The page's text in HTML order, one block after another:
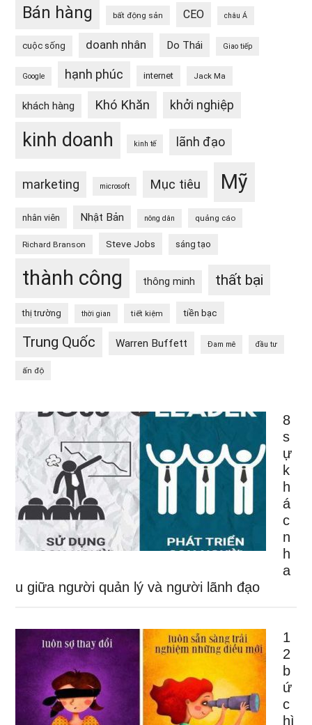
Bán hàng bất động sản CEO châu Á
cuộc sống doanh nhân Do Thái Giao tiếp
Google hạnh phúc internet Jack Ma
khách hàng Khó Khăn khởi nghiệp
kinh doanh kinh tế lãnh đạo
marketing microsoft Mục tiêu Mỹ
nhân viên Nhật Bản nông dân quảng cáo
Richard Branson Steve Jobs sáng tạo
thành công thông minh thất bại
thị trường thời gian tiết kiệm tiền bạc
Trung Quốc Warren Buffett Đam mê đầu tư
ấn độ
8
s
ự
k
h
á
c
n
h
a
u giữa người quản lý và người lãnh đạo
1
2
b
ứ
c
hì